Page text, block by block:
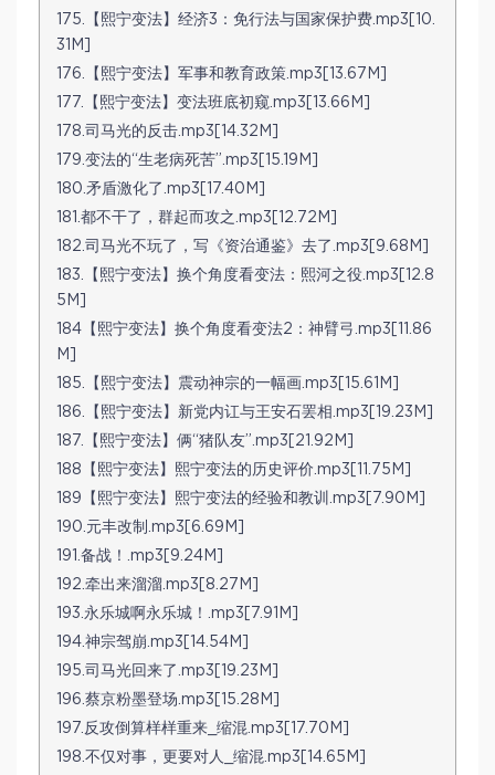
175.【熙宁变法】经济3：免行法与国家保护费.mp3[10.
31M]
176.【熙宁变法】军事和教育政策.mp3[13.67M]
177.【熙宁变法】变法班底初窥.mp3[13.66M]
178.司马光的反击.mp3[14.32M]
179.变法的“生老病死苦”.mp3[15.19M]
180.矛盾激化了.mp3[17.40M]
181.都不干了，群起而攻之.mp3[12.72M]
182.司马光不玩了，写《资治通鉴》去了.mp3[9.68M]
183.【熙宁变法】换个角度看变法：熙河之役.mp3[12.8
5M]
184【熙宁变法】换个角度看变法2：神臂弓.mp3[11.86
M]
185.【熙宁变法】震动神宗的一幅画.mp3[15.61M]
186.【熙宁变法】新党内讧与王安石罢相.mp3[19.23M]
187.【熙宁变法】俩“猪队友”.mp3[21.92M]
188【熙宁变法】熙宁变法的历史评价.mp3[11.75M]
189【熙宁变法】熙宁变法的经验和教训.mp3[7.90M]
190.元丰改制.mp3[6.69M]
191.备战！.mp3[9.24M]
192.牵出来溜溜.mp3[8.27M]
193.永乐城啊永乐城！.mp3[7.91M]
194.神宗驾崩.mp3[14.54M]
195.司马光回来了.mp3[19.23M]
196.蔡京粉墨登场.mp3[15.28M]
197.反攻倒算样样重来_缩混.mp3[17.70M]
198.不仅对事，更要对人_缩混.mp3[14.65M]